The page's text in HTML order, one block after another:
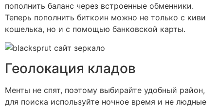
пополнить баланс через встроенные обменники.
Теперь пополнить биткоин можно не только с киви
кошелька, но и с помощью банковской карты.
Геолокация кладов
Менты не спят, поэтому выбирайте удобный район,
для поиска используйте ночное время и не людные